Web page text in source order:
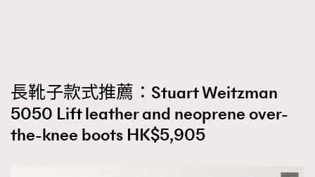
長靴子款式推薦：Stuart Weitzman
5050 Lift leather and neoprene over-
the-knee boots HK$5,905